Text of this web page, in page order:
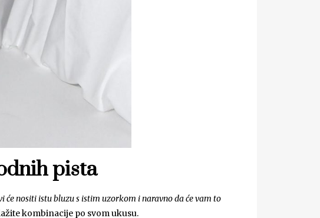
pista
nositi istu bluzu s istim uzorkom i naravno da će vam to
kombinacije po svom ukusu.